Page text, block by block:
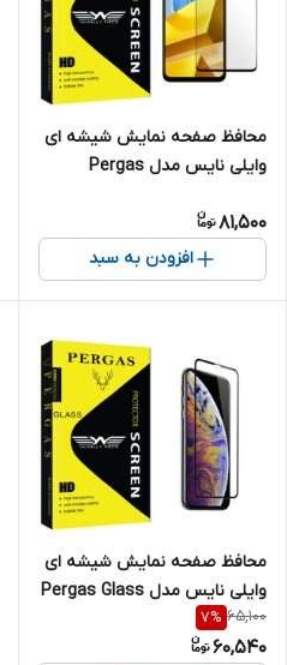
محافظ صفحه نمایش شیشه ای
وایلی نایس مدل Pergas
شیائومی Poco M5
81,500
افزودن به سبد
محافظ صفحه نمایش شیشه ای
وایلی نایس مدل Pergas Glass
مناسب برای گوشی موبایل اپل
iPhone Xs max
65,100
7%
60,540